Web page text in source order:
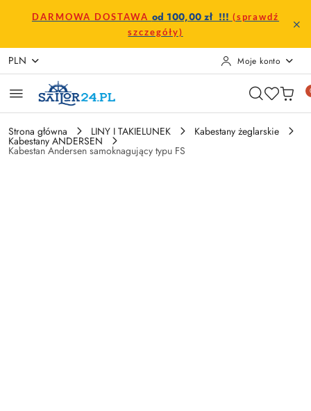
Przejdź do treści głównej
Przejdź do wyszukiwarki
Przejdź do moje konto
Przejdź do menu głównego
Przejdź do opisu produktu
Przejdź do stopki
DARMOWA DOSTAWA od 100,00 zł !!! (sprawdź
szczegóły)
PLN Moje konto
Strona główna LINY I TAKIELUNEK Kabestany żeglarskie
Kabestany ANDERSEN
Kabestan Andersen samoknagujący typu FS